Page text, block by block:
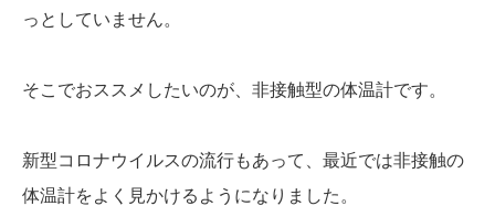
っとしていません。
そこでおススメしたいのが、非接触型の体温計です。
新型コロナウイルスの流行もあって、最近では非接触の
体温計をよく見かけるようになりました。